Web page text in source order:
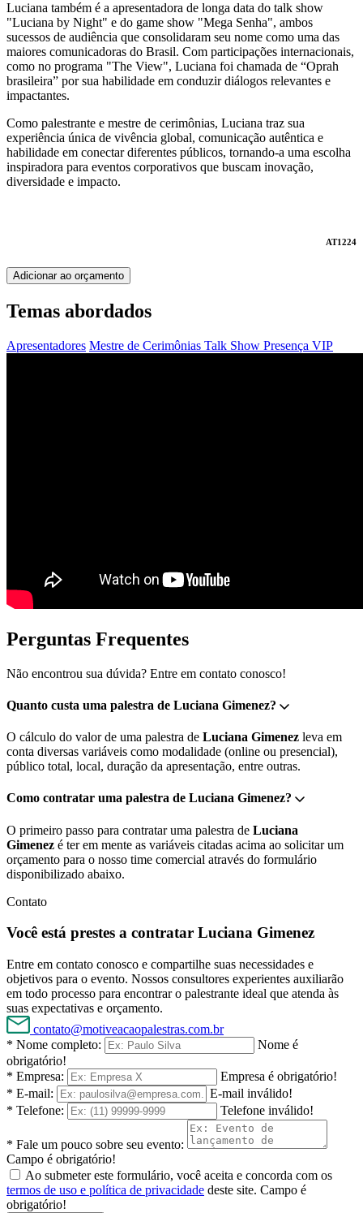
Luciana também é a apresentadora de longa data do talk show
"Luciana by Night" e do game show "Mega Senha", ambos
sucessos de audiência que consolidaram seu nome como uma das
maiores comunicadoras do Brasil. Com participações internacionais,
como no programa "The View", Luciana foi chamada de “Oprah
brasileira” por sua habilidade em conduzir diálogos relevantes e
impactantes.
Como palestrante e mestre de cerimônias, Luciana traz sua
experiência única de vivência global, comunicação autêntica e
habilidade em conectar diferentes públicos, tornando-a uma escolha
inspiradora para eventos corporativos que buscam inovação,
diversidade e impacto.
AT1224
Adicionar ao orçamento
Temas abordados
Apresentadores Mestre de Cerimônias Talk Show Presença VIP
Perguntas Frequentes
Não encontrou sua dúvida? Entre em contato conosco!
Quanto custa uma palestra de Luciana Gimenez?
O cálculo do valor de uma palestra de Luciana Gimenez leva em
conta diversas variáveis como modalidade (online ou presencial),
público total, local, duração da apresentação, entre outras.
Como contratar uma palestra de Luciana Gimenez?
O primeiro passo para contratar uma palestra de Luciana
Gimenez é ter em mente as variáveis citadas acima ao solicitar um
orçamento para o nosso time comercial através do formulário
disponibilizado abaixo.
Contato
Você está prestes a contratar Luciana Gimenez
Entre em contato conosco e compartilhe suas necessidades e
objetivos para o evento. Nossos consultores experientes auxiliarão
em todo processo para encontrar o palestrante ideal que atenda às
suas expectativas e orçamento.
contato@motiveacaopalestras.com.br
* Nome completo:
Nome é
obrigatório!
* Empresa:
Empresa é obrigatório!
* E-mail:
E-mail inválido!
* Telefone:
Telefone inválido!
* Fale um pouco sobre seu evento:
Campo é obrigatório!
Ao submeter este formulário, você aceita e concorda com os
termos de uso e política de privacidade deste site. Campo é
obrigatório!